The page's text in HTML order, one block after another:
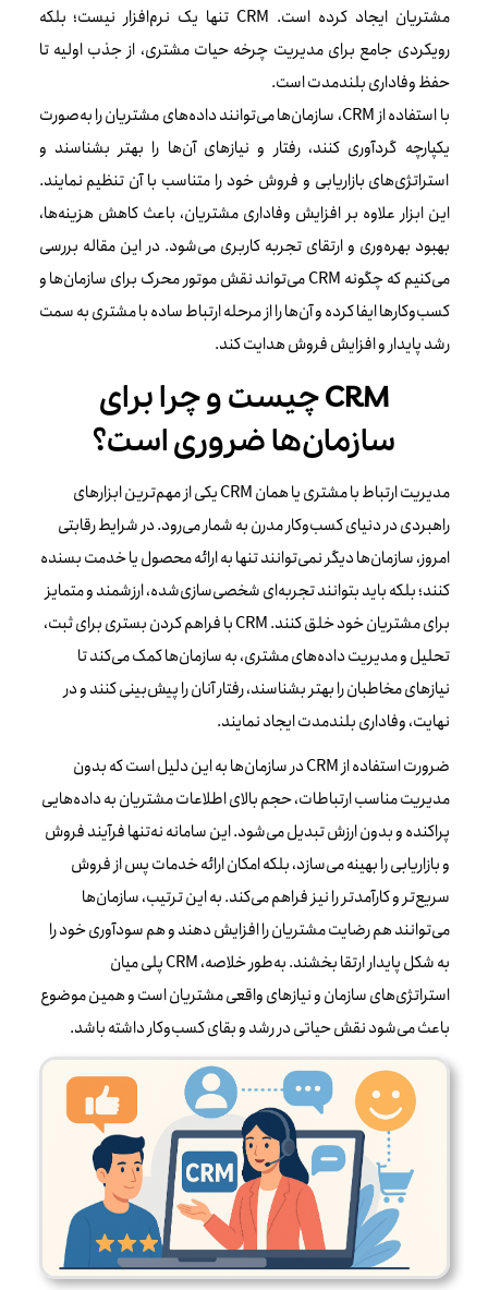
مشتریان ایجاد کرده است. CRM تنها یک نرم‌افزار نیست؛ بلکه
رویکردی جامع برای مدیریت چرخه حیات مشتری، از جذب اولیه تا
حفظ وفاداری بلندمدت است.
با استفاده از CRM، سازمان‌ها می‌توانند داده‌های مشتریان را به‌صورت
یکپارچه گردآوری کنند، رفتار و نیازهای آن‌ها را بهتر بشناسند و
استراتژی‌های بازاریابی و فروش خود را متناسب با آن تنظیم نمایند.
این ابزار علاوه بر افزایش وفاداری مشتریان، باعث کاهش هزینه‌ها،
بهبود بهره‌وری و ارتقای تجربه کاربری می‌شود. در این مقاله بررسی
می‌کنیم که چگونه CRM می‌تواند نقش موتور محرک برای سازمان‌ها و
کسب‌وکارها ایفا کرده و آن‌ها را از مرحله ارتباط ساده با مشتری به سمت
رشد پایدار و افزایش فروش هدایت کند.
CRM چیست و چرا برای
سازمان‌ها ضروری است؟
مدیریت ارتباط با مشتری یا همان CRM یکی از مهم‌ترین ابزارهای
راهبردی در دنیای کسب‌وکار مدرن به شمار می‌رود. در شرایط رقابتی
امروز، سازمان‌ها دیگر نمی‌توانند تنها به ارائه محصول یا خدمت بسنده
کنند؛ بلکه باید بتوانند تجربه‌ای شخصی‌سازی‌شده، ارزشمند و متمایز
برای مشتریان خود خلق کنند. CRM با فراهم کردن بستری برای ثبت،
تحلیل و مدیریت داده‌های مشتری، به سازمان‌ها کمک می‌کند تا
نیازهای مخاطبان را بهتر بشناسند، رفتار آنان را پیش‌بینی کنند و در
نهایت، وفاداری بلندمدت ایجاد نمایند.
ضرورت استفاده از CRM در سازمان‌ها به این دلیل است که بدون
مدیریت مناسب ارتباطات، حجم بالای اطلاعات مشتریان به داده‌هایی
پراکنده و بدون ارزش تبدیل می‌شود. این سامانه نه‌تنها فرآیند فروش
و بازاریابی را بهینه می‌سازد، بلکه امکان ارائه خدمات پس از فروش
سریع‌تر و کارآمدتر را نیز فراهم می‌کند. به این ترتیب، سازمان‌ها
می‌توانند هم رضایت مشتریان را افزایش دهند و هم سودآوری خود را
به شکل پایدار ارتقا بخشند. به‌طور خلاصه، CRM پلی میان
استراتژی‌های سازمان و نیازهای واقعی مشتریان است و همین موضوع
باعث می‌شود نقش حیاتی در رشد و بقای کسب‌وکار داشته باشد.